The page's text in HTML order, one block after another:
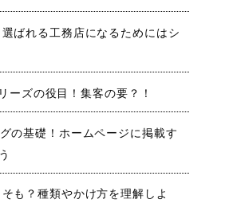
ばれる工務店になるためにはシ
ーズの役目！集客の要？！
の基礎！ホームページに掲載す
も？種類やかけ方を理解しよ